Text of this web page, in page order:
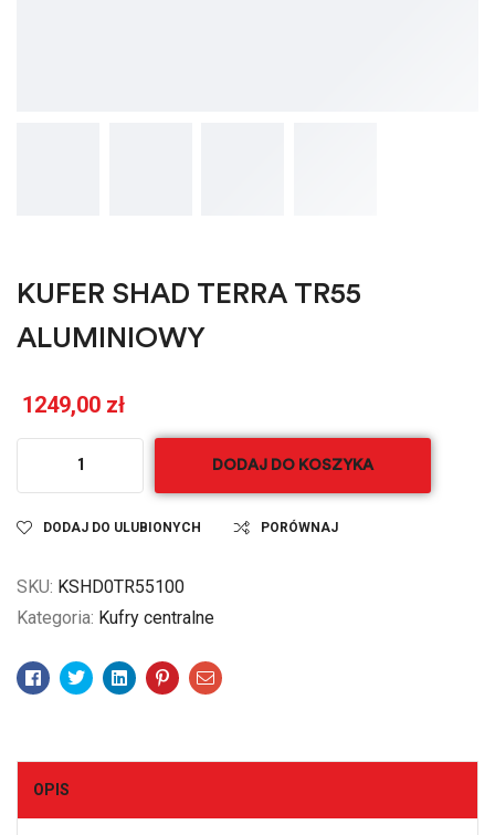
KUFER SHAD TERRA TR55
ALUMINIOWY
1249,00 zł
DODAJ DO KOSZYKA
DODAJ DO ULUBIONYCH PORÓWNAJ
SKU: KSHD0TR55100
Kategoria: Kufry centralne
Facebook
TwitterLinkedinPinterestEmail
OPIS